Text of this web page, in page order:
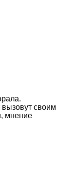
своим
мнение